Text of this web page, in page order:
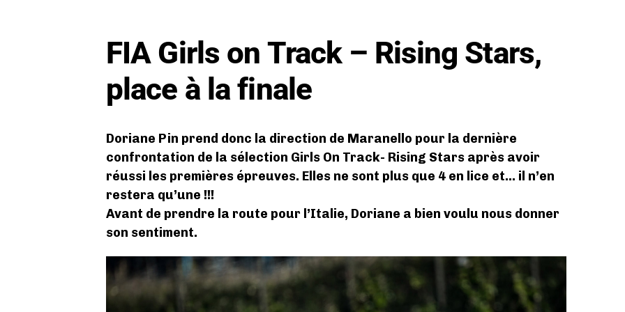
FIA Girls on Track – Rising Stars,
place à la finale
Doriane Pin prend donc la direction de Maranello pour la dernière
confrontation de la sélection Girls On Track- Rising Stars après avoir
réussi les premières épreuves. Elles ne sont plus que 4 en lice et… il n’en
restera qu’une !!!
Avant de prendre la route pour l’Italie, Doriane a bien voulu nous donner
son sentiment.